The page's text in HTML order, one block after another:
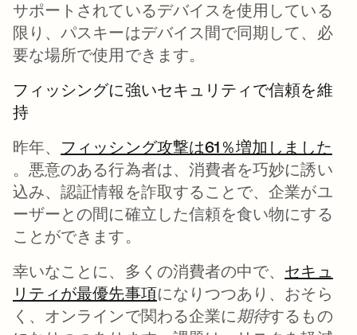
サポートされているデバイスを使用している
限り、パスキーはデバイス間で同期して、必
要な場所で使用できます。
フィッシングに強いセキュリティで信頼を維
持
昨年、 フィッシング攻撃は61％増加しました
新しいタブで開く
。悪意のある行為者は、消費者を巧妙に誘い
込み、認証情報を詐取することで、企業がユ
ーザーとの間に確立した信頼を食い物にする
ことができます。
幸いなことに、多くの消費者の中で、 セキュ
リティが最優先事項新しいタブで開く
になりつつあり、おそら
く、オンラインで関わる企業に期待するもの